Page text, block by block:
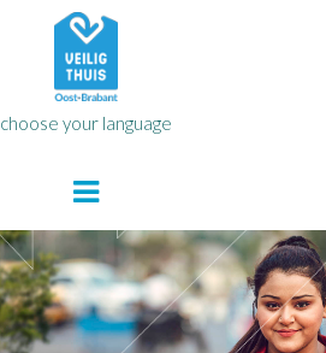
choose your language